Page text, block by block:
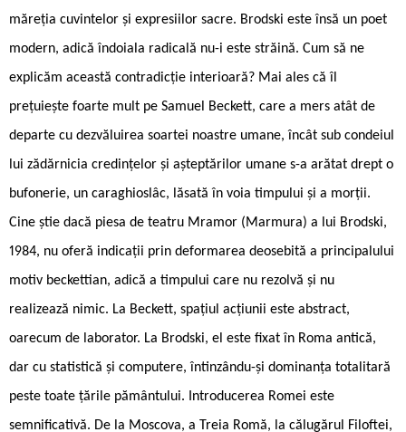
măreția cuvintelor și expresiilor sacre. Brodski este însă un poet
modern, adică îndoiala radicală nu-i este străină. Cum să ne
explicăm această contradicție interioară? Mai ales că îl
prețuiește foarte mult pe Samuel Beckett, care a mers atât de
departe cu dezvăluirea soartei noastre umane, încât sub condeiul
lui zădărnicia credințelor și așteptărilor umane s-a arătat drept o
bufonerie, un caraghioslâc, lăsată în voia timpului și a morții.
Cine știe dacă piesa de teatru Mramor (Marmura) a lui Brodski,
1984, nu oferă indicații prin deformarea deosebită a principalului
motiv beckettian, adică a timpului care nu rezolvă și nu
realizează nimic. La Beckett, spațiul acțiunii este abstract,
oarecum de laborator. La Brodski, el este fixat în Roma antică,
dar cu statistică și computere, întinzându-și dominanța totalitară
peste toate țările pământului. Introducerea Romei este
semnificativă. De la Moscova, a Treia Romă, la călugărul Filoftei,